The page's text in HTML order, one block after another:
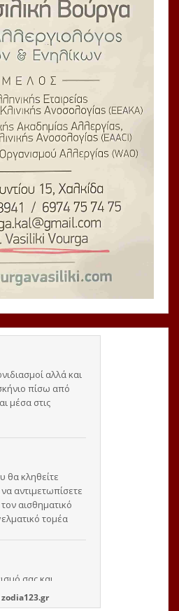
zodia123.gr